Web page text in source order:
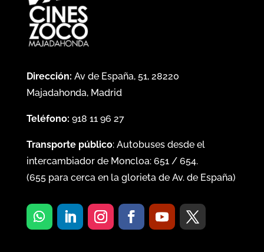
Dirección: Av de España, 51, 28220
Majadahonda, Madrid
Teléfono: 918 11 96 27
Transporte público: Autobuses desde el
intercambiador de Moncloa: 651/ 654.
(655para cerca en la glorieta de Av. de España)